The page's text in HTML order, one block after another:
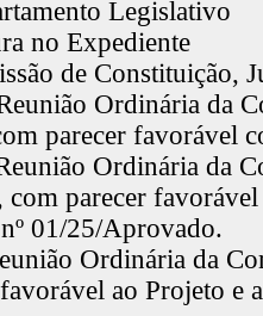
Legislativo
no Expediente
de Constituição,
Ordinária da
parecer favorável
Ordinária da
parecer
01/25/Aprovado.
Ordinária da
ao Projeto e